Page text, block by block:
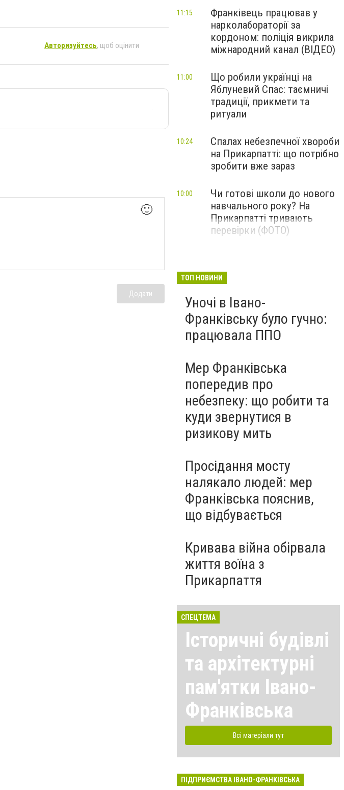
Авторизуйтесь, щоб оцінити
🙂
Додати
Франківець працював у
нарколабораторії за
кордоном: поліція викрила
міжнародний канал (ВІДЕО)
11:15
Що робили українці на
Яблуневий Спас: таємничі
традиції, прикмети та
ритуали
11:00
Спалах небезпечної хвороби
на Прикарпатті: що потрібно
зробити вже зараз
10:24
Чи готові школи до нового
навчального року? На
Прикарпатті тривають
перевірки (ФОТО)
10:00
ТОП НОВИНИ
Уночі в Івано-
Франківську було гучно:
працювала ППО
Мер Франківська
попередив про
небезпеку: що робити та
куди звернутися в
ризикову мить
Просідання мосту
налякало людей: мер
Франківська пояснив,
що відбувається
Кривава війна обірвала
життя воїна з
Прикарпаття
СПЕЦТЕМА
Історичні будівлі
та архітектурні
пам'ятки Івано-
Франківська
Всі матеріали тут
ПІДПРИЄМСТВА ІВАНО-ФРАНКІВСЬКА